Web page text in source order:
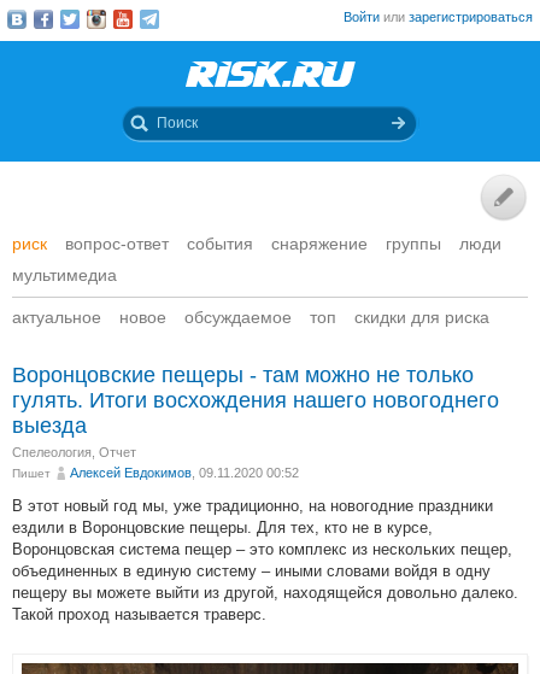
Войти или зарегистрироваться
риск вопрос-ответ события снаряжение группы
люди
мультимедиа
актуальное новое обсуждаемое топ скидки для риска
Воронцовские пещеры - там можно не только
гулять. Итоги восхождения нашего новогоднего
выезда
Спелеология Отчет
Пишет Алексей Евдокимов , 09.11.2020 00:52
В этот новый год мы, уже традиционно, на новогодние праздники
ездили в Воронцовские пещеры. Для тех, кто не в курсе,
Воронцовская система пещер – это комплекс из нескольких пещер,
объединенных в единую систему – иными словами войдя в одну
пещеру вы можете выйти из другой, находящейся довольно далеко.
Такой проход называется траверс.